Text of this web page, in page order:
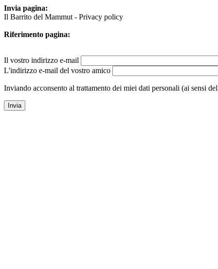
Invia pagina:
Il Barrito del Mammut - Privacy policy
Riferimento pagina:
Il vostro indirizzo e-mail
L'indirizzo e-mail del vostro amico
Inviando acconsento al trattamento dei miei dati personali (ai sensi